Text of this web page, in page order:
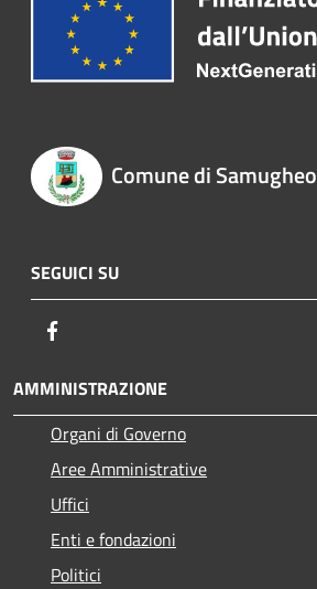
Comune di Samugheo
SEGUICI SU
AMMINISTRAZIONE
Organi di Governo
Aree Amministrative
Uffici
Enti e fondazioni
Politici